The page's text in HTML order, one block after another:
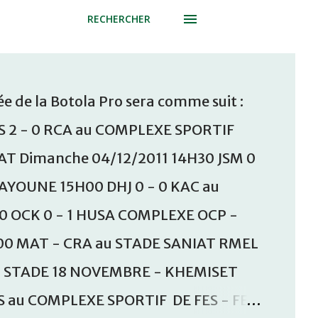
RECHERCHER
de la Botola Pro sera comme suit :
- 0 RCA au COMPLEXE SPORTIF
Dimanche 04/12/2011 14H30 JSM 0
15H00 DHJ 0 - 0 KAC au
OCK 0 - 1 HUSA COMPLEXE OCP -
MAT - CRA au STADE SANIAT RMEL
18 NOVEMBRE - KHEMISET
COMPLEXE SPORTIF DE FES - FES